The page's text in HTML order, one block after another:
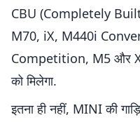
CBU (Completely
M70, iX, M440i
Competition, M5 और
को मिलेगा.
इतना ही नहीं, MINI की